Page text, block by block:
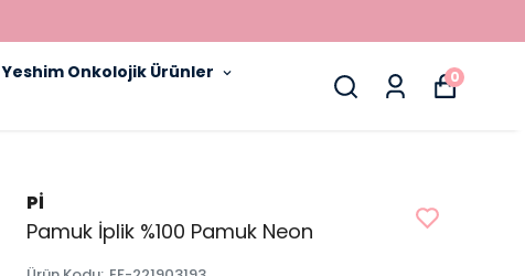
Yeshim Onkolojik Ürünler
0
Pİ
Pamuk İplik %100 Pamuk Neon